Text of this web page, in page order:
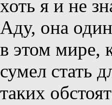
хоть я и не
Аду, она
в этом мире,
сумел стать
таких